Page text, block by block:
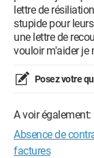
lettre de
stupide pour
une lettre de
vouloir m'aider je
Posez votre
A voir également:
Absence de
factures